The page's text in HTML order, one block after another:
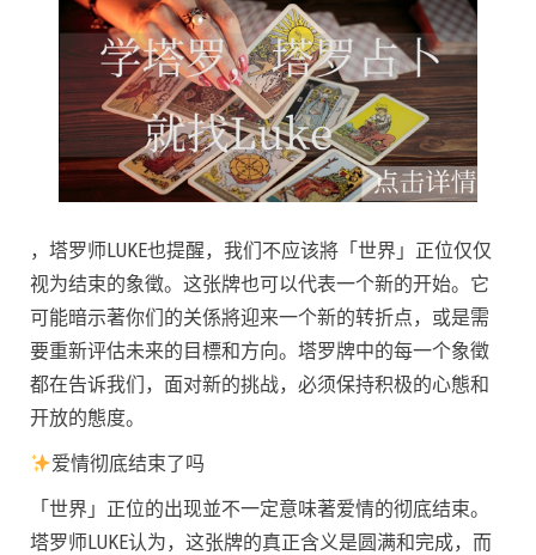
，塔罗师LUKE也提醒，我们不应该將「世界」正位仅仅
视为结束的象徵。这张牌也可以代表一个新的开始。它
可能暗示著你们的关係將迎来一个新的转折点，或是需
要重新评估未来的目標和方向。塔罗牌中的每一个象徵
都在告诉我们，面对新的挑战，必须保持积极的心態和
开放的態度。
爱情彻底结束了吗
「世界」正位的出现並不一定意味著爱情的彻底结束。
塔罗师LUKE认为，这张牌的真正含义是圆满和完成，而